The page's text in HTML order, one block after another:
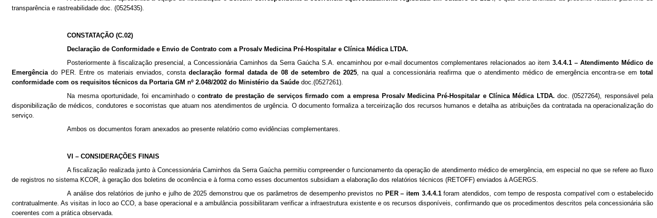
transparência e rastreabilidade doc. (0525435).
CONSTATAÇÃO ​(C.02)
Declaração de Conformidade e Envio de Contrato com a Prosalv Medicina Pré-Hospitalar e Clínica Médica LTDA.
Posteriormente à fiscalização presencial, a Concessionária Caminhos da Serra Gaúcha S.A. encaminhou por e-mail documentos complementares relacionados ao item3.4.4.1 – Atendimento Médico de
Emergênciado PER. Entre os materiais enviados, constadeclaração formal datada de 08 de setembro de 2025, na qual a concessionária reafirma que o atendimento médico de emergência encontra-se emtotal
conformidade com os requisitos técnicos da Portaria GM nº 2.048/2002 do Ministério da Saúde doc.(0527261).
Na mesma oportunidade, foi encaminhado ocontrato de prestação de serviços firmado com a empresa Prosalv Medicina Pré-Hospitalar e Clínica Médica LTDA. doc. (0527264), responsável pela
disponibilização de médicos, condutores e socorristas que atuam nos atendimentos de urgência. O documento formaliza a terceirização dos recursos humanos e detalha as atribuições da contratada na operacionalização do
serviço.
Ambos os documentos foram anexados ao presente relatório como evidências complementares.
VI – CONSIDERAÇÕES FINAIS
A fiscalização realizada junto à Concessionária Caminhos da Serra Gaúcha permitiu compreender o funcionamento da operação de atendimento médico de emergência, em especial no que se refere ao fluxo
de registros no sistema KCOR, à geração dos boletins de ocorrência e à forma como esses documentos subsidiam a elaboração dos relatórios técnicos (RETOFF) enviados à AGERGS.
A análise dos relatórios de junho e julho de 2025 demonstrou que os parâmetros de desempenho previstos no PER – item 3.4.4.1foram atendidos, com tempo de resposta compatível com o estabelecido
contratualmente. As visitas in loco ao CCO, a base operacional e a ambulância possibilitaram verificar a infraestrutura existente e os recursos disponíveis, confirmando que os procedimentos descritos pela concessionária são
coerentes com a prática observada.